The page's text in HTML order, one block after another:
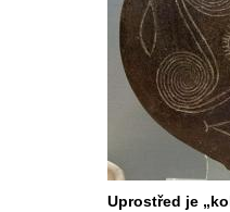
Uprostřed je